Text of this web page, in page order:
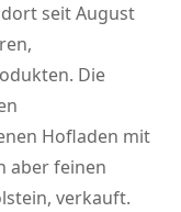
seit August
Die
Hofladen mit
aber feinen
verkauft.